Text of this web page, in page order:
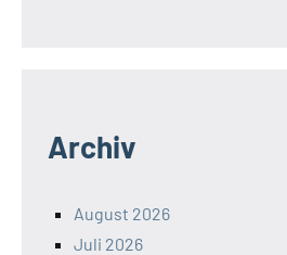
Archiv
August 2026
Juli 2026